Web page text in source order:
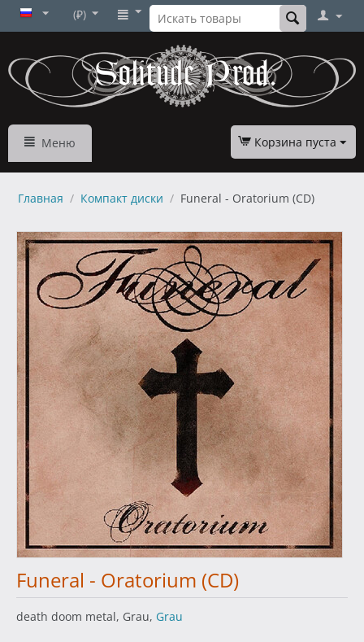
(₽)
Меню Корзина пуста
Главная / Компакт диски / Funeral - Oratorium (CD)
Funeral - Oratorium (CD)
death doom metal, Grau, Grau